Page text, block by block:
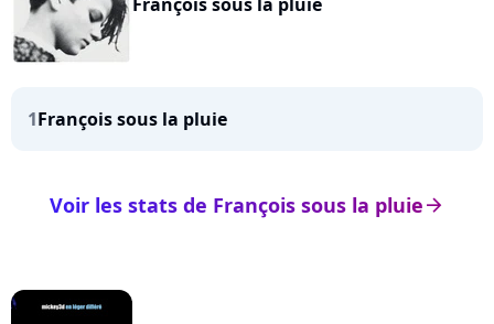
1François sous la pluie
arrow_right
Voir les stats de François sous la pluie